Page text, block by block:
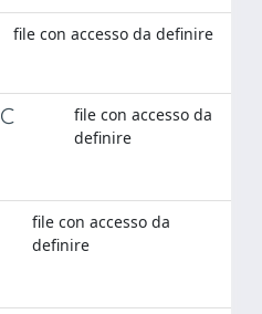
file con accesso da definire
file con accesso da
definire
file con accesso da
definire